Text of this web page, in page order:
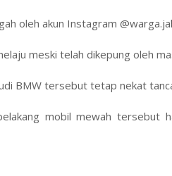
oleh akun Instagram
meski telah dikepung oleh
BMW tersebut tetap nekat
mobil mewah tersebut